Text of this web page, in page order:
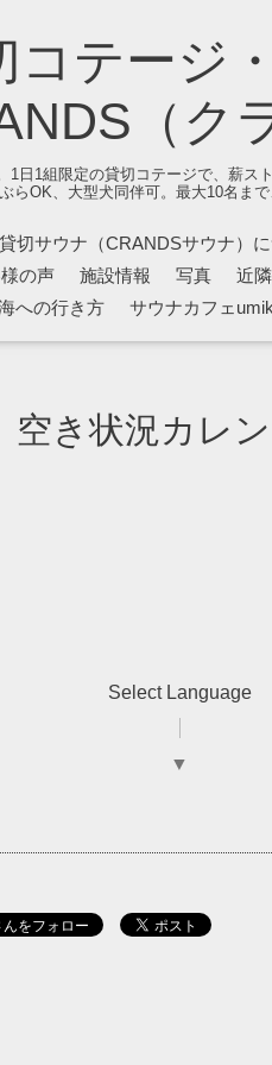
コテージ
（ク
日1組限定の貸切コテージで、薪
らOK、大型犬同伴可。最大10名まで
貸切サウナ（CRANDSサウナ）
の声 施設情報 写真 近
への行き方
サウナカフェ
空き状況カレ
Select Language
▼